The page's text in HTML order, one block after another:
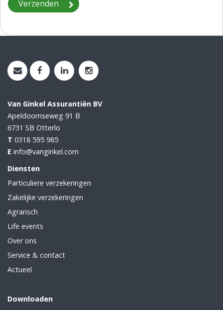
Van Ginkel Assurantiën BV
Apeldoornseweg 91 B
6731 SB Otterlo
T 0318 595 985
E info@vanginkel.com
Diensten
Particuliere verzekeringen
Zakelijke verzekeringen
Agrarisch
Life events
Over ons
Service & contact
Actueel
Downloaden